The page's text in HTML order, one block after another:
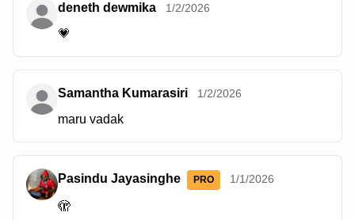
deneth dewmika 1/2/2026
💗
Samantha Kumarasiri 1/2/2026
maru vadak
Pasindu Jayasinghe PRO 1/1/2026
🫣